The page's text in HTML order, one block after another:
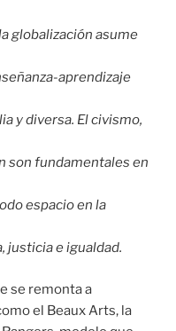
globalización asume
aprendizaje
y diversa. El civismo,
son fundamentales en
espacio en la
justicia e igualdad.
se remonta a
el Beaux Arts, la